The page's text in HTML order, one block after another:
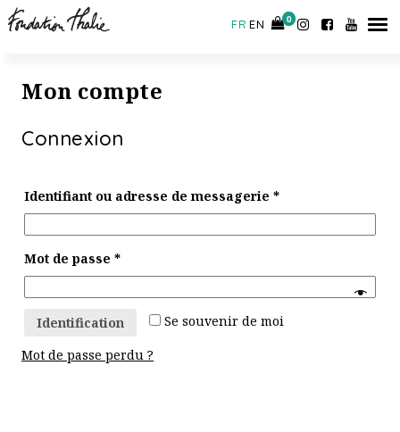
CONTACT
FR EN 0
0
Mon compte
Connexion
Identifiant ou adresse de messagerie *
Mot de passe *
Se souvenir de moi
Identification
Mot de passe perdu ?